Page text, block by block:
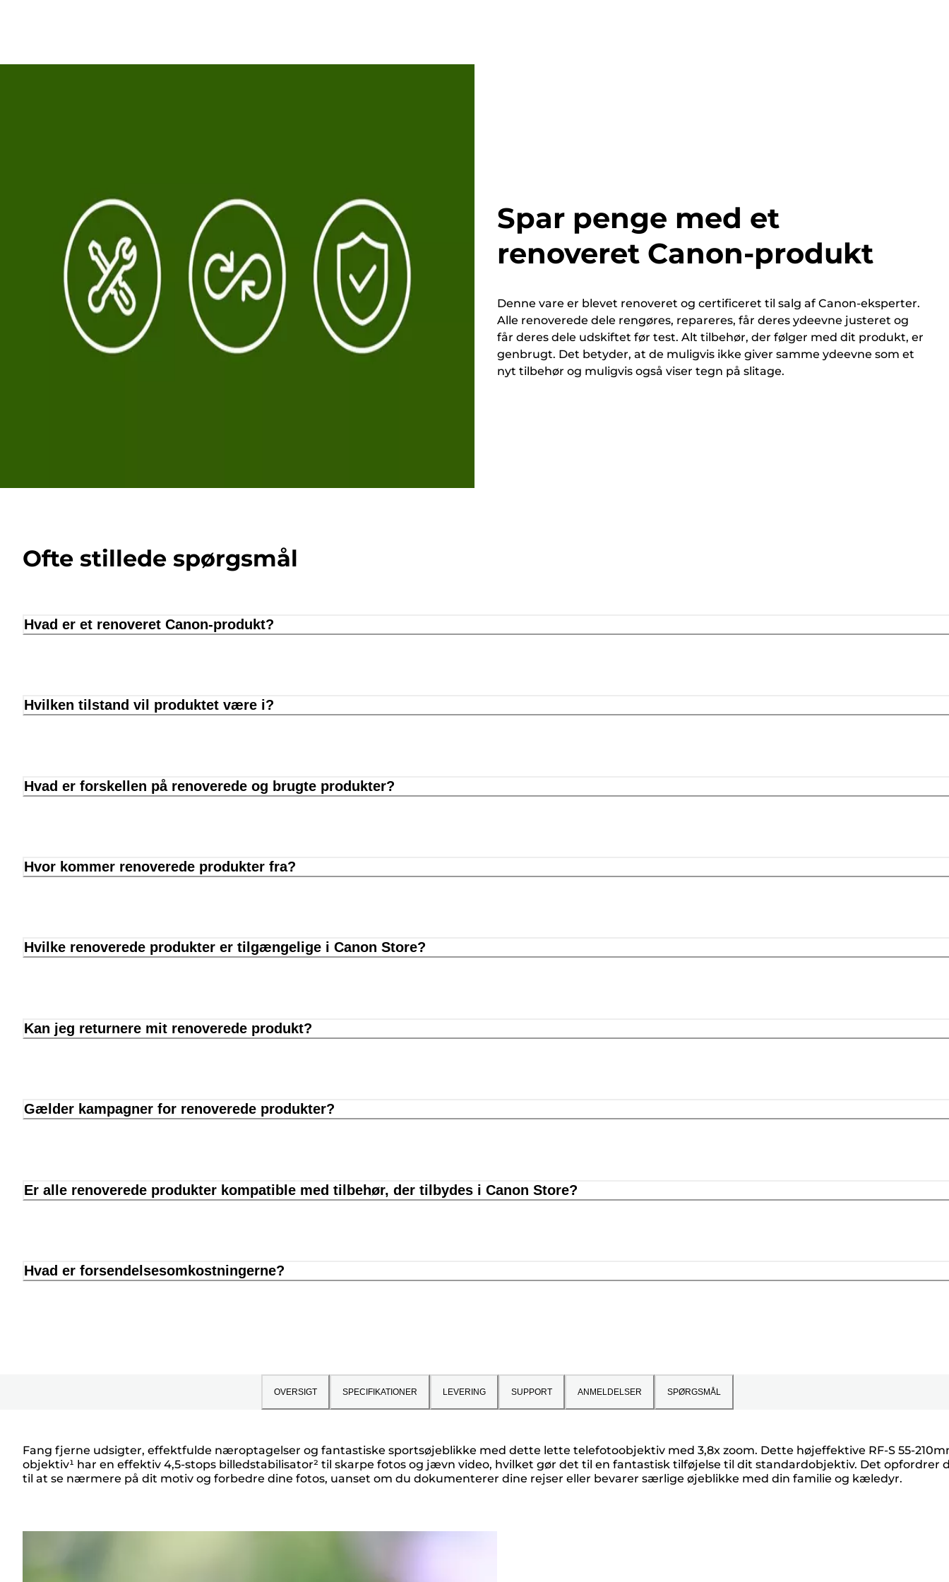
Spar penge med et
renoveret Canon-produkt
Denne vare er blevet renoveret og certificeret til salg af Canon-eksperter.
Alle renoverede dele rengøres, repareres, får deres ydeevne justeret og
får deres dele udskiftet før test. Alt tilbehør, der følger med dit produkt, er
genbrugt. Det betyder, at de muligvis ikke giver samme ydeevne som et
nyt tilbehør og muligvis også viser tegn på slitage.
Ofte stillede spørgsmål
Hvad er et renoveret Canon-produkt?
Hvilken tilstand vil produktet være i?
Hvad er forskellen på renoverede og brugte produkter?
Hvor kommer renoverede produkter fra?
Hvilke renoverede produkter er tilgængelige i Canon Store?
Kan jeg returnere mit renoverede produkt?
Gælder kampagner for renoverede produkter?
Er alle renoverede produkter kompatible med tilbehør, der tilbydes i Canon Store?
Hvad er forsendelsesomkostningerne?
OVERSIGT SPECIFIKATIONER LEVERING SUPPORT ANMELDELSER SPØRGSMÅL
Oversigt
Fang fjerne udsigter, effektfulde næroptagelser og fantastiske sportsøjeblikke med dette lette telefotoobjektiv med 3,8x zoom. Dette højeffektive RF-S 55-
objektiv¹ har en effektiv 4,5-stops billedstabilisator² til skarpe fotos og jævn video, hvilket gør det til en fantastisk tilføjelse til dit standardobjektiv. Det opfordrer
til at se nærmere på dit motiv og forbedre dine fotos, uanset om du dokumenterer dine rejser eller bevarer særlige øjeblikke med din familie og kæledyr.